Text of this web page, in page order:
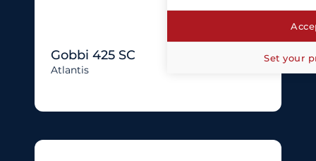
Gobbi 425 SC
Atlantis
Set your